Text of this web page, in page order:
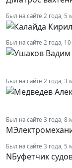
Был на сайте 2 года, 5
Был на сайте 2 года,
Был на сайте 2 года, 3
Был на сайте 3 года, 8
М
Был на сайте 3 года, 5
NБуфетчик